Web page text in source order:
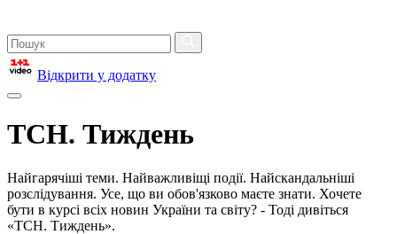
Відкрити у додатку
ТСН. Тиждень
Найгарячіші теми. Найважливіщі події. Найскандальніші
розслідування. Усе, що ви обов'язково маєте знати. Хочете
бути в курсі всіх новин України та світу? - Тоді дивіться
«ТСН. Тиждень».